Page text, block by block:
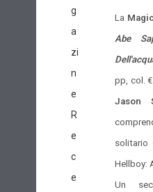
La
Abe
pp, col.
Jason
solitario
Hellboy:
Un
g
a
zi
n
e
R
e
c
e